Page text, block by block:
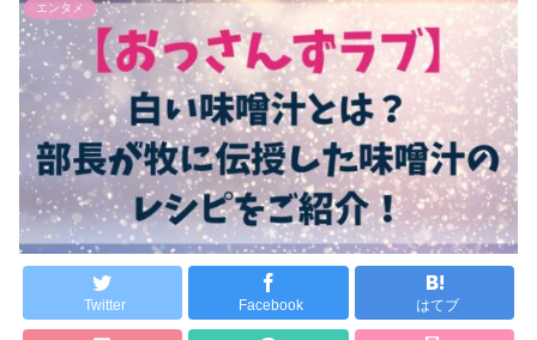
エンタメ
Twitter Facebook はてブ